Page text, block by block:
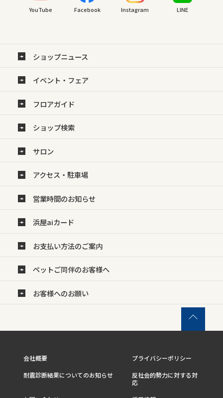
YouTube Facebook Instagram LINE
ショップニュース
イベント・フェア
フロアガイド
ショップ検索
サロン
アクセス・駐車場
営業時間のお知らせ
浜屋aiカード
お支払い方法のご案内
ペットご同伴のお客様へ
お客様へのお願い
会社概要
プライバシーポリシー
耐震診断結果についてのお知らせ
反社会的勢力に対する対
応